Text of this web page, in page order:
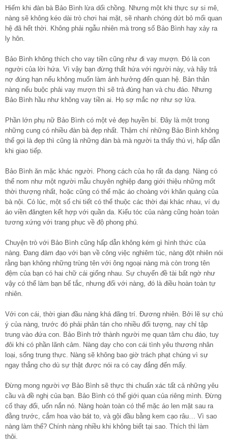
Hiếm khi đàn bà Bảo Bình lừa dối chồng. Nhưng một khi thực sự si mê,
nàng sẽ không kéo dài trò chơi hai mặt, sẽ nhanh chóng dứt bỏ mối quan
hệ đã hết thời. Không phải ngẫu nhiên mà trong số Bảo Bình hay xảy ra
ly hôn.
Bảo Bình không thích cho vay tiền cũng như đi vay mượn. Đó là con
người của lời hứa. Vì vậy bạn đừng thất hứa với người này, và hãy trả
nợ đúng hạn nếu không muốn làm ảnh hưởng đến quan hệ. Bản thân
nàng nếu buộc phải vay mượn thì sẽ trả đúng hạn và chu đáo. Nhưng
Bảo Bình hầu như không vay tiền ai. Họ sợ mắc nợ như sợ lửa.
Phần lớn phụ nữ Bảo Bình có một vẻ đẹp huyền bí. Đây là một trong
những cung có nhiều đàn bà đẹp nhất. Thậm chí những Bảo Bình không
thể gọi là đẹp thì cũng là những đàn bà mà người ta thấy thú vị, hấp dẫn
khi giao tiếp.
Bảo Bình ăn mặc khác người. Phong cách của họ rất đa dạng. Nàng có
thể nom như một người mẫu chuyên nghiệp đang giới thiệu những mốt
thời thượng nhất, hoặc cũng có thể mặc áo choàng với khăn quàng của
bà nội. Có lúc, một số chi tiết có thể thuộc các thời đại khác nhau, ví dụ
áo viền đăngten kết hợp với quần da. Kiểu tóc của nàng cũng hoàn toàn
tương xứng với trang phục về độ phong phú.
Chuyện trò với Bảo Bình cũng hấp dẫn không kém gì hình thức của
nàng. Đang đàm đạo với bạn về công việc nghiêm túc, nàng đột nhiên nói
rằng bạn không những trùng tên với ông ngoại nàng mà còn trong tên
đệm của bạn có hai chữ cái giống nhau. Sự chuyển đề tài bất ngờ như
vậy có thể làm bạn bế tắc, nhưng đối với nàng, đó là điều hoàn toàn tự
nhiên.
Với con cái, thời gian đầu nàng khá đãng trí. Đương nhiên. Bởi lẽ sự chú
ý của nàng, trước đó phải phân tán cho nhiều đối tượng, nay chỉ tập
trung vào đứa con. Bảo Bình trở thành người mẹ quan tâm chu đáo, tuy
đôi khi có phần lãnh cảm. Nàng dạy cho con cái tình yêu thương nhân
loại, sống trung thực. Nàng sẽ không bao giờ trách phạt chúng vì sự
ngay thẳng cho dù sự thật được nói ra có cay đắng đến mấy.
Đừng mong người vợ Bảo Bình sẽ thực thi chuẩn xác tất cả những yêu
cầu và đề nghị của bạn. Bảo Bình có thế giới quan của riêng mình. Đừng
cố thay đổi, uốn nắn nó. Nàng hoàn toàn có thể mặc áo len mặt sau ra
đằng trước, cắm hoa vào bát to, và gội đầu bằng kem cạo râu… Vì sao
nàng làm thế? Chính nàng nhiều khi không biết tại sao. Thích thì làm
thôi.